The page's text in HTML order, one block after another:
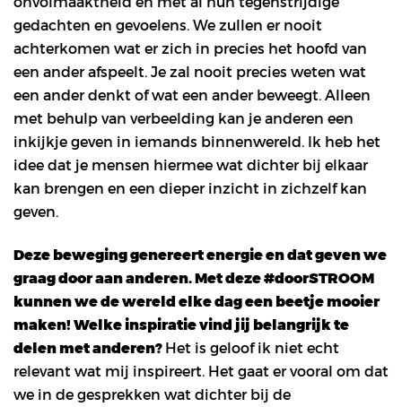
gedachten en gevoelens. We zullen er nooit
achterkomen wat er zich in precies het hoofd van
een ander afspeelt. Je zal nooit precies weten wat
een ander denkt of wat een ander beweegt. Alleen
met behulp van verbeelding kan je anderen een
inkijkje geven in iemands binnenwereld. Ik heb het
idee dat je mensen hiermee wat dichter bij elkaar
kan brengen en een dieper inzicht in zichzelf kan
geven.
Deze beweging genereert energie en dat geven we
graag door aan anderen. Met deze #doorSTROOM
kunnen we de wereld elke dag een beetje mooier
maken! Welke inspiratie vind jij belangrijk te
delen met anderen? Het is geloof ik niet echt
relevant wat mij inspireert. Het gaat er vooral om dat
we in de gesprekken wat dichter bij de